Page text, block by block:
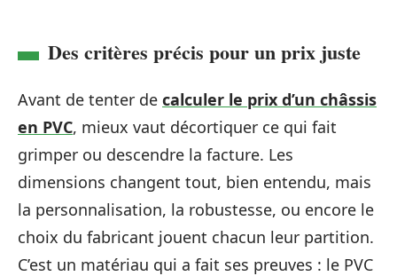
Des critères précis pour un prix juste
Avant de tenter de calculer le prix d’un châssis
en PVC, mieux vaut décortiquer ce qui fait
grimper ou descendre la facture. Les
dimensions changent tout, bien entendu, mais
la personnalisation, la robustesse, ou encore le
choix du fabricant jouent chacun leur partition.
C’est un matériau qui a fait ses preuves : le PVC